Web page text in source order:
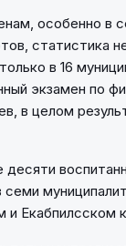
особенно в
статистика
в 16
экзамен по
в целом
Екабпилсском